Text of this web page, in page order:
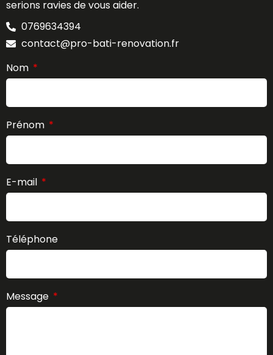
serions ravies de vous aider.
0769634394
contact@pro-bati-renovation.fr
Nom
Prénom
E-mail
Téléphone
Message